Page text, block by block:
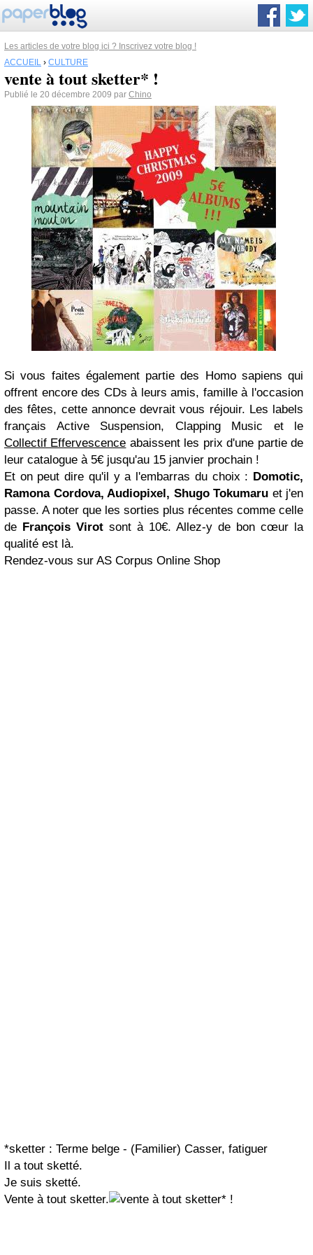
Les articles de votre blog ici ? Inscrivez votre blog !
ACCUEIL › CULTURE
vente à tout sketter* !
Publié le 20 décembre 2009 par Chino
Si vous faites également partie des Homo sapiens qui
offrent encore des CDs à leurs amis, famille à l'occasion
des fêtes, cette annonce devrait vous réjouir. Les labels
français Active Suspension, Clapping Music et le
Collectif Effervescence abaissent les prix d'une partie de
leur catalogue à 5€ jusqu'au 15 janvier prochain !
Et on peut dire qu'il y a l'embarras du choix : Domotic,
Ramona Cordova, Audiopixel, Shugo Tokumaru et j'en
passe. A noter que les sorties plus récentes comme celle
de François Virot sont à 10€. Allez-y de bon cœur la
qualité est là.
Rendez-vous sur AS Corpus Online Shop
*sketter : Terme belge - (Familier) Casser, fatiguer
Il a tout sketté.
Je suis sketté.
Vente à tout sketter.